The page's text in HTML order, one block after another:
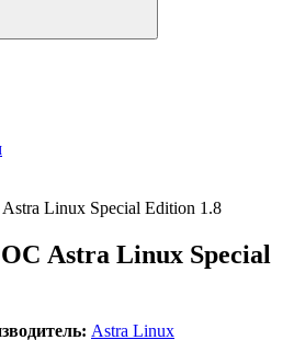
Linux Special Edition 1.8
ОС Astra Linux Special
Astra Linux